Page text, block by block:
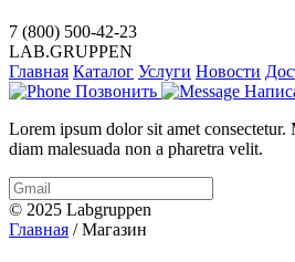
7 (800) 500-42-23
LAB.GRUPPEN
Главная Каталог Услуги Новости
Позвонить
Lorem ipsum dolor sit amet
diam malesuada non a pharetra velit.
© 2025 Labgruppen
Главная / Магазин